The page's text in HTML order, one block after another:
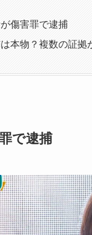
傷害罪で逮捕
本物？複数の証拠
で逮捕